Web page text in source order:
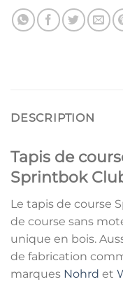
DESCRIPTION
Tapis de
Sprintbok
Le tapis de course
de course sans
unique en bois.
de fabrication
marques Nohrd et